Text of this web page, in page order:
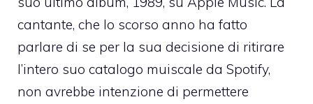
cantante, che lo scorso anno ha fatto
parlare di se per la sua decisione di ritirare
l’intero suo catalogo muiscale da Spotify,
non avrebbe intenzione di permettere